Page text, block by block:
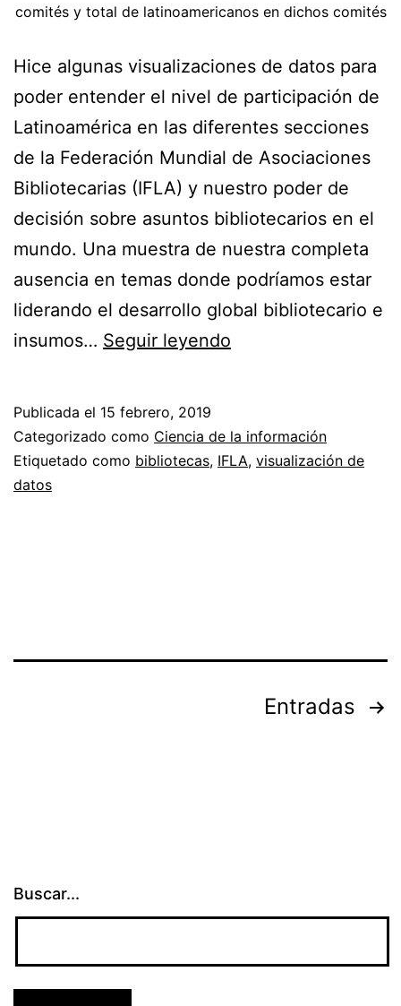
comités y total de latinoamericanos en dichos comités
Hice algunas visualizaciones de datos para
poder entender el nivel de participación de
Latinoamérica en las diferentes secciones
de la Federación Mundial de Asociaciones
Bibliotecarias (IFLA) y nuestro poder de
decisión sobre asuntos bibliotecarios en el
mundo. Una muestra de nuestra completa
ausencia en temas donde podríamos estar
liderando el desarrollo global bibliotecario e
insumos… Seguir leyendo
decisiones
latina
Publicada el 15 febrero, 2019
Categorizado como Ciencia de la información
Etiquetado como bibliotecas, IFLA, visualización de
datos
Entradas
Buscar...